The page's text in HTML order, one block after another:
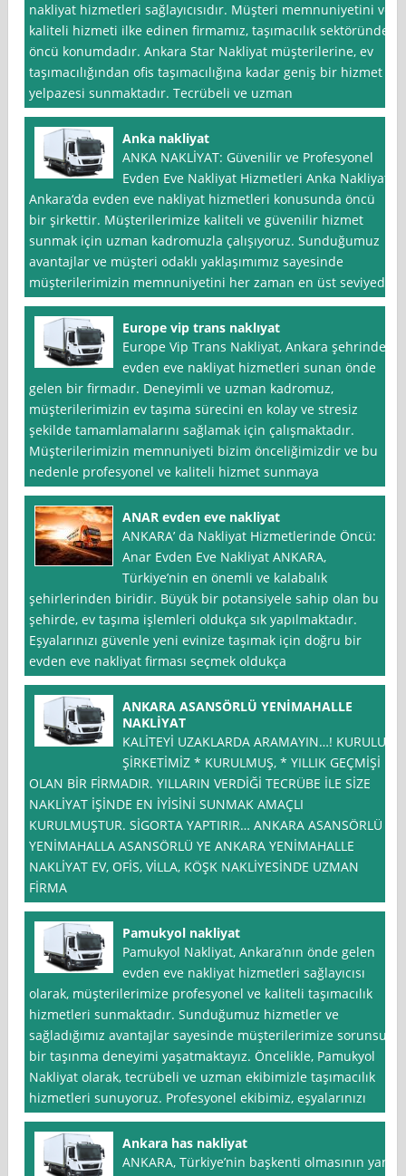
nakliyat hizmetleri sağlayıcısıdır. Müşteri memnuniyetini ve
kaliteli hizmeti ilke edinen firmamız, taşımacılık sektöründe
öncü konumdadır. Ankara Star Nakliyat müşterilerine, ev
taşımacılığından ofis taşımacılığına kadar geniş bir hizmet
yelpazesi sunmaktadır. Tecrübeli ve uzman
Anka nakliyat
ANKA NAKLİYAT: Güvenilir ve Profesyonel
Evden Eve Nakliyat Hizmetleri Anka Nakliyat,
Ankara‘da evden eve nakliyat hizmetleri konusunda öncü
bir şirkettir. Müşterilerimize kaliteli ve güvenilir hizmet
sunmak için uzman kadromuzla çalışıyoruz. Sunduğumuz
avantajlar ve müşteri odaklı yaklaşımımız sayesinde
müşterilerimizin memnuniyetini her zaman en üst seviyede
Europe vip trans naklıyat
Europe Vip Trans Nakliyat, Ankara şehrinde
evden eve nakliyat hizmetleri sunan önde
gelen bir firmadır. Deneyimli ve uzman kadromuz,
müşterilerimizin ev taşıma sürecini en kolay ve stresiz
şekilde tamamlamalarını sağlamak için çalışmaktadır.
Müşterilerimizin memnuniyeti bizim önceliğimizdir ve bu
nedenle profesyonel ve kaliteli hizmet sunmaya
ANAR evden eve nakliyat
ANKARA’ da Nakliyat Hizmetlerinde Öncü:
Anar Evden Eve Nakliyat ANKARA,
Türkiye’nin en önemli ve kalabalık
şehirlerinden biridir. Büyük bir potansiyele sahip olan bu
şehirde, ev taşıma işlemleri oldukça sık yapılmaktadır.
Eşyalarınızı güvenle yeni evinize taşımak için doğru bir
evden eve nakliyat firması seçmek oldukça
ANKARA ASANSÖRLÜ YENİMAHALLE
NAKLİYAT
KALİTEYİ UZAKLARDA ARAMAYIN…! KURULUŞ
ŞİRKETİMİZ * KURULMUŞ, * YILLIK GEÇMİŞİ
OLAN BİR FİRMADIR. YILLARIN VERDİĞİ TECRÜBE İLE SİZE
NAKLİYAT İŞİNDE EN İYİSİNİ SUNMAK AMAÇLI
KURULMUŞTUR. SİGORTA YAPTIRIR… ANKARA ASANSÖRLÜ
YENİMAHALLA ASANSÖRLÜ YE ANKARA YENİMAHALLE
NAKLİYAT EV, OFİS, VİLLA, KÖŞK NAKLİYESİNDE UZMAN
FİRMA
Pamukyol nakliyat
Pamukyol Nakliyat, Ankara’nın önde gelen
evden eve nakliyat hizmetleri sağlayıcısı
olarak, müşterilerimize profesyonel ve kaliteli taşımacılık
hizmetleri sunmaktadır. Sunduğumuz hizmetler ve
sağladığımız avantajlar sayesinde müşterilerimize sorunsuz
bir taşınma deneyimi yaşatmaktayız. Öncelikle, Pamukyol
Nakliyat olarak, tecrübeli ve uzman ekibimizle taşımacılık
hizmetleri sunuyoruz. Profesyonel ekibimiz, eşyalarınızı
Ankara has nakliyat
ANKARA, Türkiye’nin başkenti olmasının yanı